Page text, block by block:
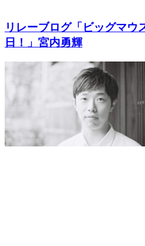
リレーブログ「ビッグマウ
日！」宮内勇輝